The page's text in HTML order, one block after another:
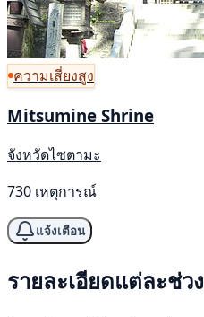
ความเสี่ยงสูง
Mitsumine Shrine
จังหวัดไซตามะ
730 เหตุการณ์
แจ้งเตือน
รายละเอียดแต่ละช่วง